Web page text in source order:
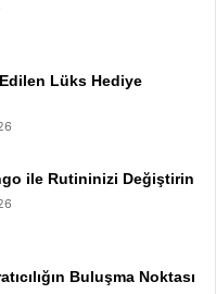
Lüks Hediye
ile Rutininizi Değiştirin
Buluşma Noktası